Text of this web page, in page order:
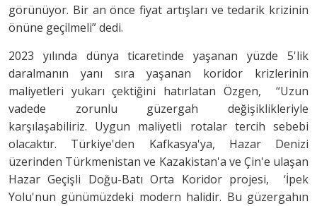
görünüyor. Bir an önce fiyat artışları ve tedarik krizinin
önüne geçilmeli” dedi.
2023 yılında dünya ticaretinde yaşanan yüzde 5'lik
daralmanın yanı sıra yaşanan koridor krizlerinin
maliyetleri yukarı çektiğini hatırlatan Özgen, “Uzun
vadede zorunlu güzergah değişiklikleriyle
karşılaşabiliriz. Uygun maliyetli rotalar tercih sebebi
olacaktır. Türkiye'den Kafkasya'ya, Hazar Denizi
üzerinden Türkmenistan ve Kazakistan'a ve Çin'e ulaşan
Hazar Geçişli Doğu-Batı Orta Koridor projesi, ‘İpek
Yolu'nun günümüzdeki modern halidir. Bu güzergahın